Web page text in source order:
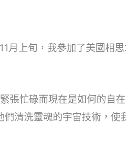
月上旬，我參加了美國相
張忙碌而現在是如何的自在
清洗靈魂的宇宙技術，使